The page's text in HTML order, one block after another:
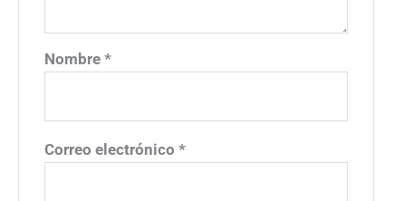
Nombre*
Correo electrónico*